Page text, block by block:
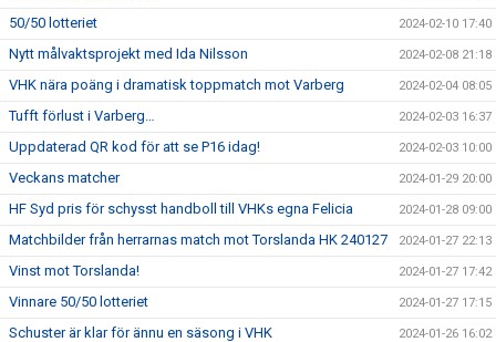
50/50 lotteriet 2024-02-10 17:40
Nytt målvaktsprojekt med Ida Nilsson 2024-02-08 21:18
VHK nära poäng i dramatisk toppmatch mot Varberg 2024-02-04 08:05
Tufft förlust i Varberg… 2024-02-03 16:37
Uppdaterad QR kod för att se P16 idag! 2024-02-03 10:00
Veckans matcher 2024-01-29 20:00
HF Syd pris för schysst handboll till VHKs egna Felicia 2024-01-28 09:00
Matchbilder från herrarnas match mot Torslanda HK 240127 2024-01-27 22:13
Vinst mot Torslanda! 2024-01-27 17:42
Vinnare 50/50 lotteriet 2024-01-27 17:15
Schuster är klar för ännu en säsong i VHK 2024-01-26 16:02